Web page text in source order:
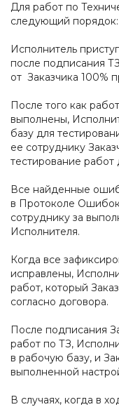
Для работ по
следующий порядок:
Исполнитель
после подписания
от Заказчика 100%
После того как
выполнены,
базу для
ее сотруднику
тестирование работ
Все найденные
в Протоколе
сотруднику за
Исполнителя.
Когда все
исправлены,
работ, который
согласно договора.
После подписания
работ по ТЗ,
в рабочую базу, и
выполненной
В случаях, когда в